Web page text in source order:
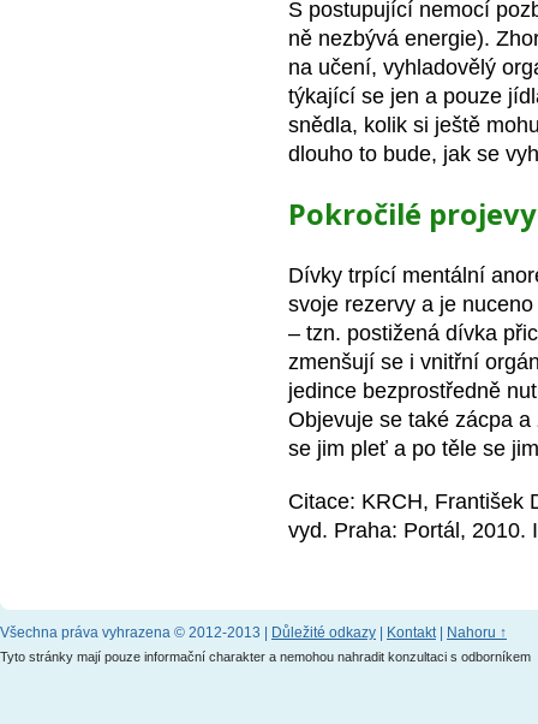
S postupující nemocí
ně nezbývá energie).
na učení, vyhladovělý
týkající se jen a pouze
snědla, kolik si ještě
dlouho to bude, jak se
Pokročilé projevy
Dívky trpící mentální
svoje rezervy a je
– tzn. postižená dívka
zmenšují se i vnitřní
jedince bezprostředně
Objevuje se také zácpa
se jim pleť a po těle se
Citace: KRCH, František
vyd. Praha: Portál, 2010.
Všechna práva vyhrazena © 2012-2013 | Důležité odkazy Kontakt| Nahoru ↑
Tyto stránky mají pouze informační charakter a nemohou nahradit konzultaci s odborníkem